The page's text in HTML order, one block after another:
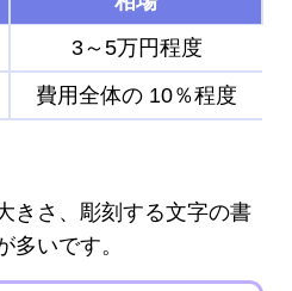
3～5万円程度
費用全体の 10％程度
きさ、彫刻する文字の書
多いです。